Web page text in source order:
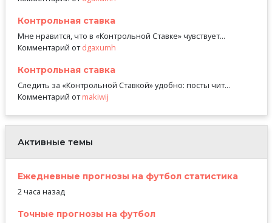
Контрольная ставка
Мне нравится, что в «Контрольной Ставке» чувствует...
Комментарий отdgaxumh
Контрольная ставка
Следить за «Контрольной Ставкой» удобно: посты чит...
Комментарий отmakiwij
Активные темы
Ежедневные прогнозы на футбол статистика
2 часа назад
Точные прогнозы на футбол